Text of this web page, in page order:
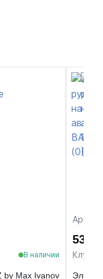
В наличии
by Max Ivanov
53